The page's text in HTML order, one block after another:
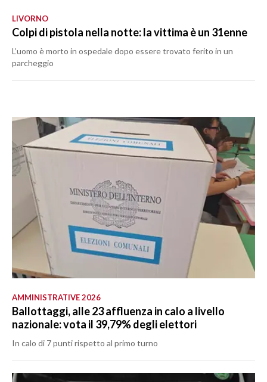
LIVORNO
Colpi di pistola nella notte: la vittima è un 31enne
L’uomo è morto in ospedale dopo essere trovato ferito in un
parcheggio
AMMINISTRATIVE 2026
Ballottaggi, alle 23 affluenza in calo a livello
nazionale: vota il 39,79% degli elettori
In calo di 7 punti rispetto al primo turno